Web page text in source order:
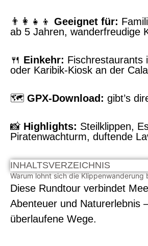
👨‍👩‍👧‍👦 Geeignet für:
ab 5 Jahren, wanderfreudige
🍴 Einkehr: Fischrestaurants
oder Karibik-Kiosk an der
🗺️ GPX-Download: gibt’s
📸 Highlights: Steilklippen,
Piratenwachturm, duftende
INHALTSVERZEICHNIS
Warum lohnt sich die Klippenwanderung
Diese Rundtour verbindet
Abenteuer und Naturerlebnis
überlaufene Wege.